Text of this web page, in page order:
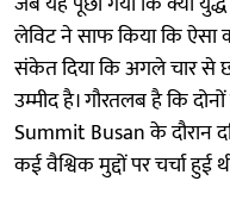
लेविट ने साफ किया कि ऐसा
संकेत दिया कि अगले चार से
उम्मीद है। गौरतलब है कि
Summit Busan के दौरान
कई वैश्विक मुद्दों पर चर्चा हुई